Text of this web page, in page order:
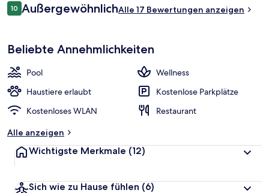
Skiraum gibt es ebenfalls.
Bewertungen
1010 von 10.
AußergewöhnlichAlle 17 Bewertungen anzeigen
Beliebte Annehmlichkeiten
Pool
Wellness
Haustiere erlaubt
Kostenlose Parkplätze
Kostenloses WLAN
Restaurant
Alle anzeigen
Wichtigste Merkmale (12)
Sich wie zu Hause fühlen (6)